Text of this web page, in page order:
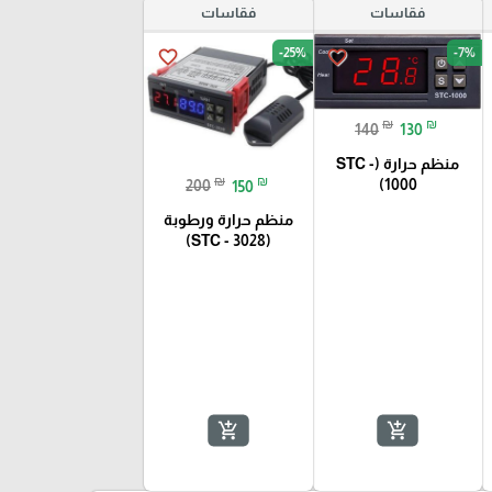
فقاسات
favorite_border -7%
140 ₪ 130 ₪
منظم حرارة (STC -
1000)
add_shopping_cart
فقاسات
favorite_border -25%
200 ₪ 150 ₪
منظم حرارة ورطوبة
(STC - 3028)
add_shopping_cart